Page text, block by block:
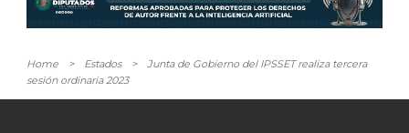
Home > Estados >
Junta de Gobierno del IPSSET realiza tercera
sesión ordinaria 2023